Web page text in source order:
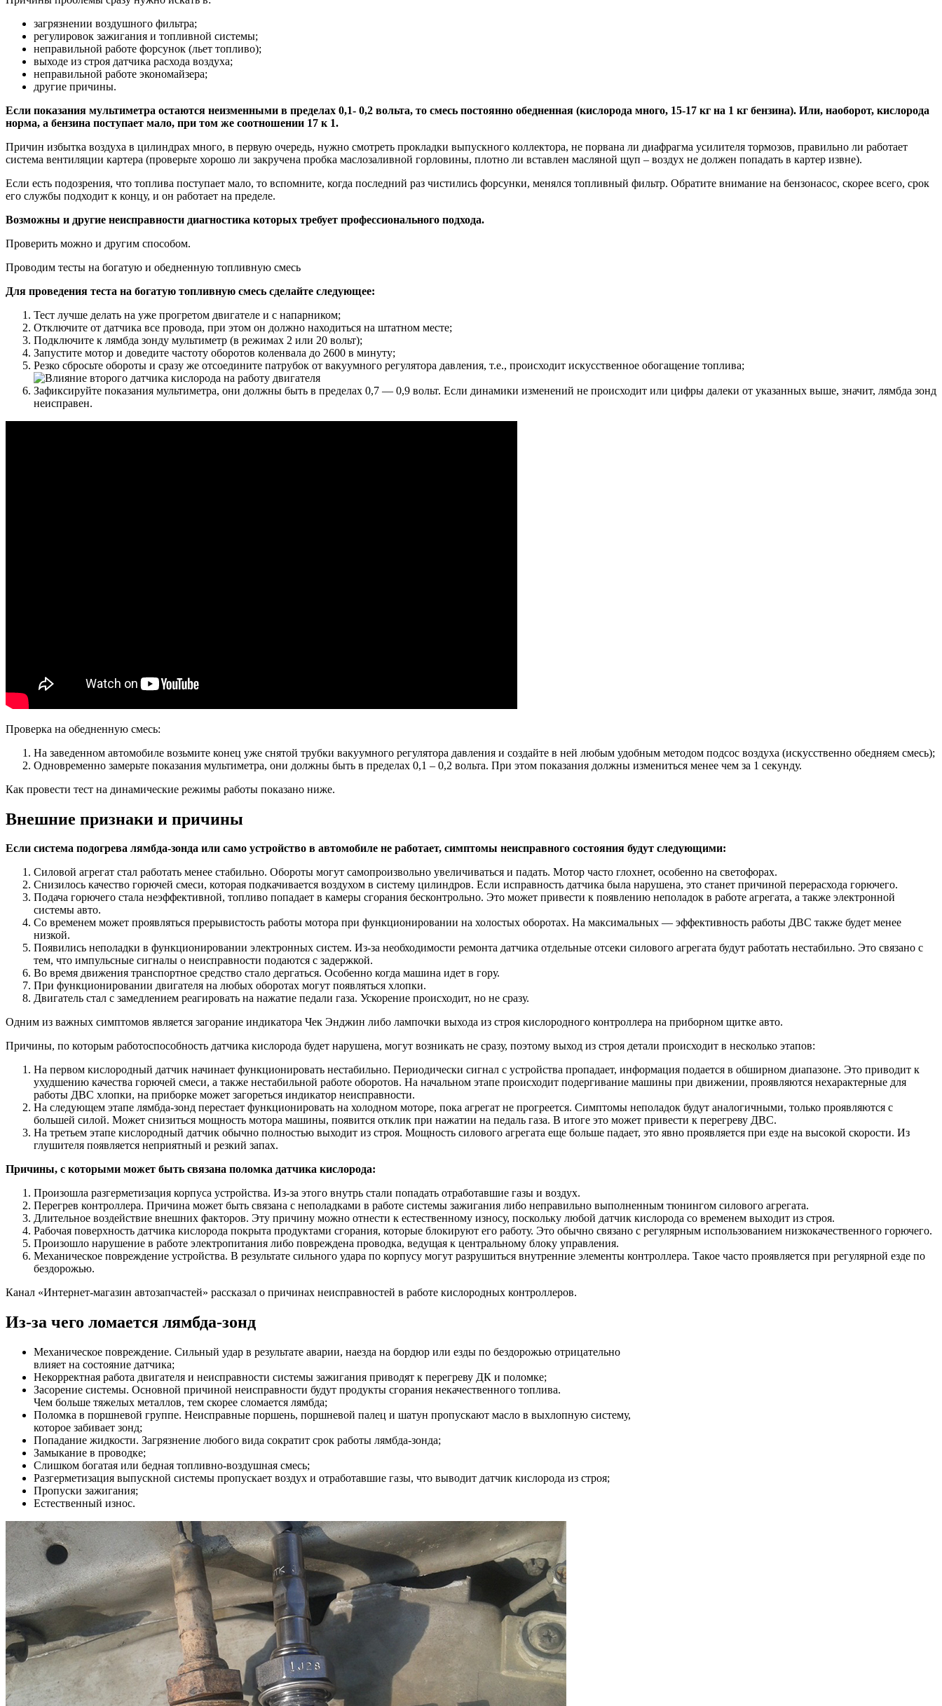
загрязнении воздушного фильтра;
регулировок зажигания и топливной системы;
неправильной работе форсунок (льет топливо);
выходе из строя датчика расхода воздуха;
неправильной работе экономайзера;
другие причины.
Если показания мультиметра остаются неизменными в пределах 0,1- 0,2 вольта, то смесь постоянно обедненная (кислорода много, 15-17 кг на 1 кг бензина). Или, наоборот, кислорода
норма, а бензина поступает мало, при том же соотношении 17 к 1.
Причин избытка воздуха в цилиндрах много, в первую очередь, нужно смотреть прокладки выпускного коллектора, не порвана ли диафрагма усилителя тормозов, правильно ли работает
система вентиляции картера (проверьте хорошо ли закручена пробка маслозаливной горловины, плотно ли вставлен масляной щуп – воздух не должен попадать в картер извне).
Если есть подозрения, что топлива поступает мало, то вспомните, когда последний раз чистились форсунки, менялся топливный фильтр. Обратите внимание на бензонасос, скорее всего, срок
его службы подходит к концу, и он работает на пределе.
Возможны и другие неисправности диагностика которых требует профессионального подхода.
Проверить можно и другим способом.
Проводим тесты на богатую и обедненную топливную смесь
Для проведения теста на богатую топливную смесь сделайте следующее:
Тест лучше делать на уже прогретом двигателе и с напарником;
Отключите от датчика все провода, при этом он должно находиться на штатном месте;
Подключите к лямбда зонду мультиметр (в режимах 2 или 20 вольт);
Запустите мотор и доведите частоту оборотов коленвала до 2600 в минуту;
Резко сбросьте обороты и сразу же отсоедините патрубок от вакуумного регулятора давления, т.е., происходит искусственное обогащение топлива;
Зафиксируйте показания мультиметра, они должны быть в пределах 0,7 — 0,9 вольт. Если динамики изменений не происходит или цифры далеки от указанных выше, значит, лямбда зонд
неисправен.
Проверка на обедненную смесь:
На заведенном автомобиле возьмите конец уже снятой трубки вакуумного регулятора давления и создайте в ней любым удобным методом подсос воздуха (искусственно обедняем смесь);
Одновременно замерьте показания мультиметра, они должны быть в пределах 0,1 – 0,2 вольта. При этом показания должны измениться менее чем за 1 секунду.
Как провести тест на динамические режимы работы показано ниже.
Внешние признаки и причины
Если система подогрева лямбда-зонда или само устройство в автомобиле не работает, симптомы неисправного состояния будут следующими:
Силовой агрегат стал работать менее стабильно. Обороты могут самопроизвольно увеличиваться и падать. Мотор часто глохнет, особенно на светофорах.
Снизилось качество горючей смеси, которая подкачивается воздухом в систему цилиндров. Если исправность датчика была нарушена, это станет причиной перерасхода горючего.
Подача горючего стала неэффективной, топливо попадает в камеры сгорания бесконтрольно. Это может привести к появлению неполадок в работе агрегата, а также электронной
системы авто.
Со временем может проявляться прерывистость работы мотора при функционировании на холостых оборотах. На максимальных — эффективность работы ДВС также будет менее
низкой.
Появились неполадки в функционировании электронных систем. Из-за необходимости ремонта датчика отдельные отсеки силового агрегата будут работать нестабильно. Это связано с
тем, что импульсные сигналы о неисправности подаются с задержкой.
Во время движения транспортное средство стало дергаться. Особенно когда машина идет в гору.
При функционировании двигателя на любых оборотах могут появляться хлопки.
Двигатель стал с замедлением реагировать на нажатие педали газа. Ускорение происходит, но не сразу.
Одним из важных симптомов является загорание индикатора Чек Энджин либо лампочки выхода из строя кислородного контроллера на приборном щитке авто.
Причины, по которым работоспособность датчика кислорода будет нарушена, могут возникать не сразу, поэтому выход из строя детали происходит в несколько этапов:
На первом кислородный датчик начинает функционировать нестабильно. Периодически сигнал с устройства пропадает, информация подается в обширном диапазоне. Это приводит к
ухудшению качества горючей смеси, а также нестабильной работе оборотов. На начальном этапе происходит подергивание машины при движении, проявляются нехарактерные для
работы ДВС хлопки, на приборке может загореться индикатор неисправности.
На следующем этапе лямбда-зонд перестает функционировать на холодном моторе, пока агрегат не прогреется. Симптомы неполадок будут аналогичными, только проявляются с
большей силой. Может снизиться мощность мотора машины, появится отклик при нажатии на педаль газа. В итоге это может привести к перегреву ДВС.
На третьем этапе кислородный датчик обычно полностью выходит из строя. Мощность силового агрегата еще больше падает, это явно проявляется при езде на высокой скорости. Из
глушителя появляется неприятный и резкий запах.
Причины, с которыми может быть связана поломка датчика кислорода:
Произошла разгерметизация корпуса устройства. Из-за этого внутрь стали попадать отработавшие газы и воздух.
Перегрев контроллера. Причина может быть связана с неполадками в работе системы зажигания либо неправильно выполненным тюнингом силового агрегата.
Длительное воздействие внешних факторов. Эту причину можно отнести к естественному износу, поскольку любой датчик кислорода со временем выходит из строя.
Рабочая поверхность датчика кислорода покрыта продуктами сгорания, которые блокируют его работу. Это обычно связано с регулярным использованием низкокачественного горючего.
Произошло нарушение в работе электропитания либо повреждена проводка, ведущая к центральному блоку управления.
Механическое повреждение устройства. В результате сильного удара по корпусу могут разрушиться внутренние элементы контроллера. Такое часто проявляется при регулярной езде по
бездорожью.
Канал «Интернет-магазин автозапчастей» рассказал о причинах неисправностей в работе кислородных контроллеров.
Из-за чего ломается лямбда-зонд
Механическое повреждение. Сильный удар в результате аварии, наезда на бордюр или езды по бездорожью отрицательно
влияет на состояние датчика;
Некорректная работа двигателя и неисправности системы зажигания приводят к перегреву ДК и поломке;
Засорение системы. Основной причиной неисправности будут продукты сгорания некачественного топлива.
Чем больше тяжелых металлов, тем скорее сломается лямбда;
Поломка в поршневой группе. Неисправные поршень, поршневой палец и шатун пропускают масло в выхлопную систему,
которое забивает зонд;
Попадание жидкости. Загрязнение любого вида сократит срок работы лямбда-зонда;
Замыкание в проводке;
Слишком богатая или бедная топливно-воздушная смесь;
Разгерметизация выпускной системы пропускает воздух и отработавшие газы, что выводит датчик кислорода из строя;
Пропуски зажигания;
Естественный износ.